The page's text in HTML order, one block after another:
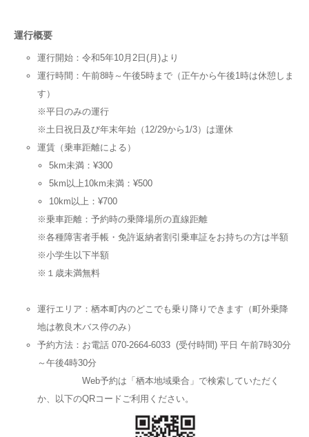
運行概要
運行開始：令和5年10月2日(月)より
運行時間：午前8時～午後5時まで（正午から午後1時は休憩しま
す）
※平日のみの運行
※土日祝日及び年末年始（12/29から1/3）は運休
運賃（乗車距離による）
5km未満：¥300
5km以上10km未満：¥500
10km以上：¥700
※乗車距離：予約時の乗降場所の直線距離
※各種障害者手帳・免許返納者割引乗車証をお持ちの方は半額
※小学生以下半額
※１歳未満無料
運行エリア：栖本町内のどこでも乗り降りできます（町外乗降
地は教良木バス停のみ）
予約方法：お電話 070-2664-6033 (受付時間) 平日 午前7時30分
～午後4時30分
Web予約は「栖本地域乗合」で検索していただく
か、以下のQRコードご利用ください。